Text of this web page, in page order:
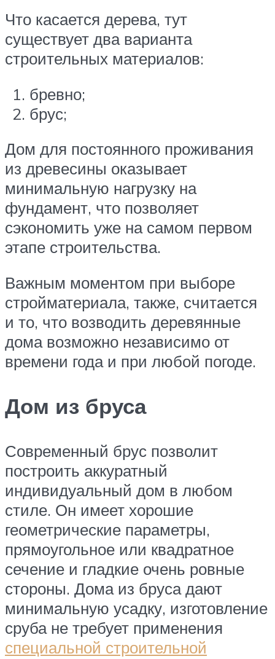
Что касается дерева, тут
существует два варианта
строительных материалов:
бревно;
брус;
Дом для постоянного проживания
из древесины оказывает
минимальную нагрузку на
фундамент, что позволяет
сэкономить уже на самом первом
этапе строительства.
Важным моментом при выборе
стройматериала, также, считается
и то, что возводить деревянные
дома возможно независимо от
времени года и при любой погоде.
Дом из бруса
Современный брус позволит
построить аккуратный
индивидуальный дом в любом
стиле. Он имеет хорошие
геометрические параметры,
прямоугольное или квадратное
сечение и гладкие очень ровные
стороны. Дома из бруса дают
минимальную усадку, изготовление
сруба не требует применения
специальной строительной